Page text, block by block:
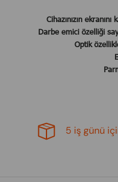
Cihazınızın
Darbe emici özelliği
Optik
5 iş günü